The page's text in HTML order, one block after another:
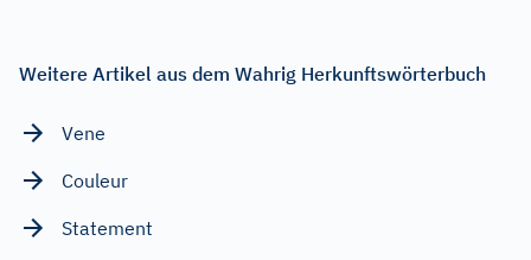
Weitere Artikel aus dem Wahrig Herkunftswörterbuch
Vene
Couleur
Statement